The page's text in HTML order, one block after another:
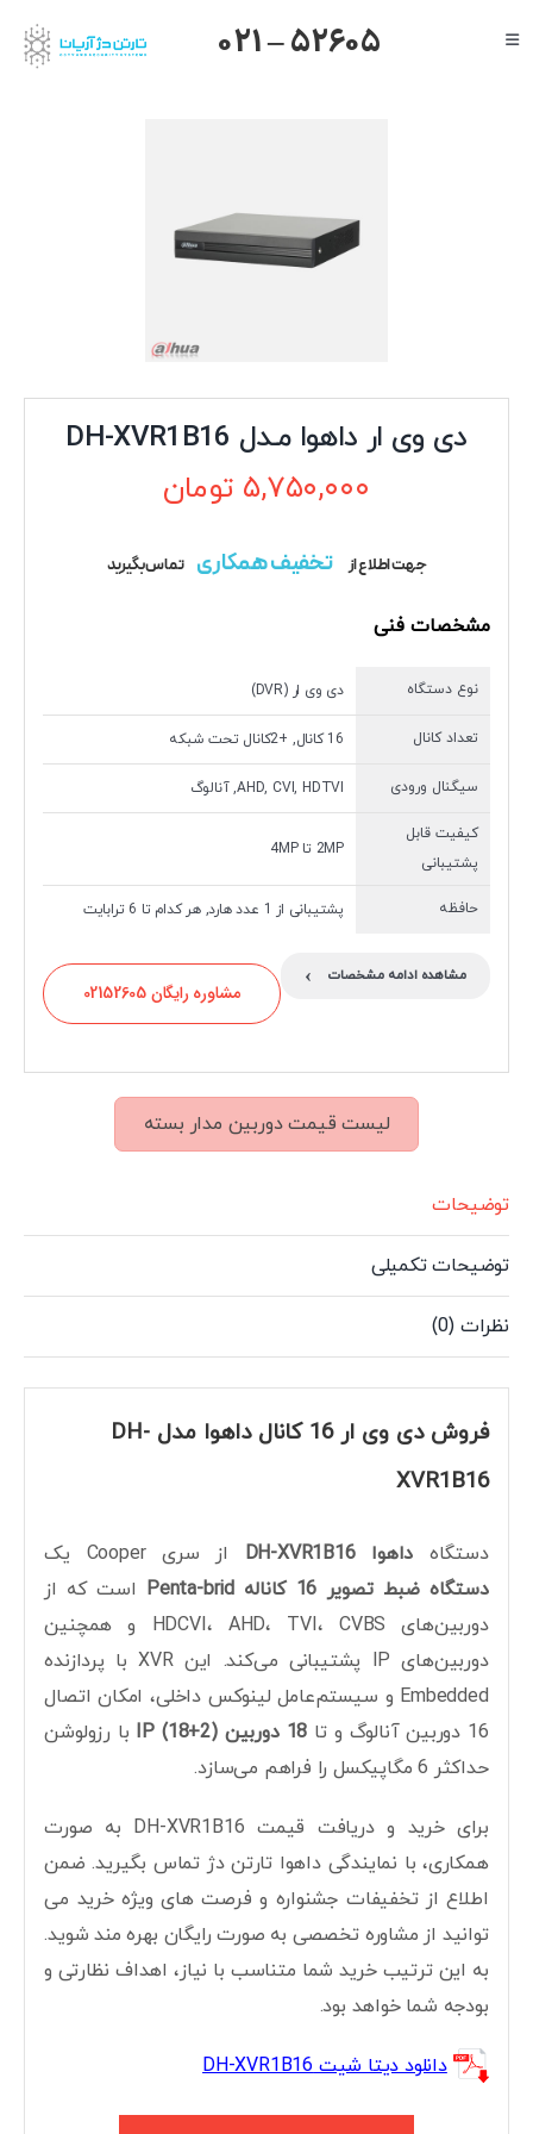
to
Toggle
درباره ما
021 – 52605
دی وی ار داهوا مـدل DH-XVR1B16
۵,۷۵۰,۰۰۰ تومان
جهت اطلاع از تخفیف همکاری تماس بگیرید
مشخصات فنی
نوع دستگاه دی وی ار (DVR)
تعداد کانال 16 کانال, +2کانال تحت شبکه
سیگنال ورودی AHD, CVI, HDTVI, آنالوگ
کیفیت قابل
پشتیبانی
2MP تا 4MP
حافظه پشتیبانی از 1 عدد هارد, هر کدام تا 6 ترابایت
مشاهده ادامه مشخصات ›
مشاوره رایگان 02152605
لیست قیمت دوربین مدار بسته
توضیحات
توضیحات تکمیلی
نظرات (0)
فروش دی وی ار 16 کانال داهوا مدل DH-
XVR1B16
دستگاه داهوا DH-XVR1B16
از سری Cooper یک
دستگاه ضبط تصویر 16 کاناله Penta-brid
است که از
دوربین‌های HDCVI، AHD، TVI، CVBS و همچنین
دوربین‌های IP پشتیبانی می‌کند. این XVR با پردازنده
Embedded و سیستم‌عامل لینوکس داخلی، امکان اتصال
16 دوربین آنالوگ و تا
18 دوربین IP (18+2)
با رزولوشن
حداکثر 6 مگاپیکسل را فراهم می‌سازد.
برای خرید و دریافت قیمت DH-XVR1B16 به صورت
همکاری، با نمایندگی داهوا تارتن دژ تماس بگیرید. ضمن
اطلاع از تخفیفات جشنواره و فرصت های ویژه خرید می
توانید از مشاوره تخصصی به صورت رایگان بهره مند شوید.
به این ترتیب خرید شما متناسب با نیاز، اهداف نظارتی و
بودجه شما خواهد بود.
دانلود دیتا شیت DH-XVR1B16